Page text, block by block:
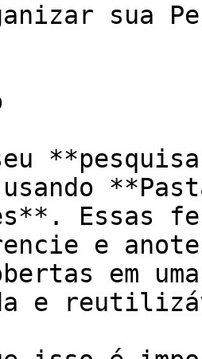
sua
Essas
e anote
em
e